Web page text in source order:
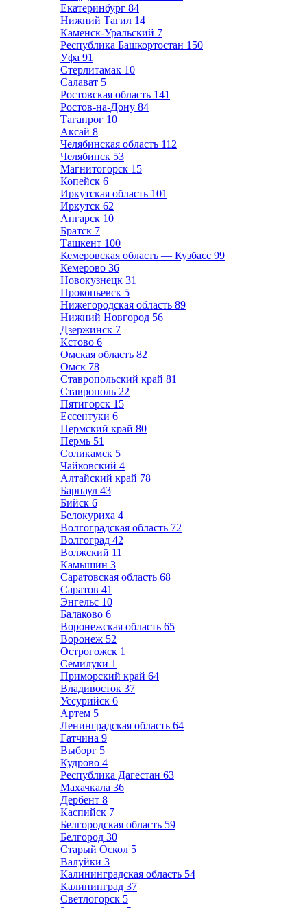
Екатеринбург 84
Нижний Тагил 14
Каменск-Уральский 7
Республика Башкортостан 150
Уфа 91
Стерлитамак 10
Салават 5
Ростовская область 141
Ростов-на-Дону 84
Таганрог 10
Аксай 8
Челябинская область 112
Челябинск 53
Магнитогорск 15
Копейск 6
Иркутская область 101
Иркутск 62
Ангарск 10
Братск 7
Ташкент 100
Кемеровская область — Кузбасс 99
Кемерово 36
Новокузнецк 31
Прокопьевск 5
Нижегородская область 89
Нижний Новгород 56
Дзержинск 7
Кстово 6
Омская область 82
Омск 78
Ставропольский край 81
Ставрополь 22
Пятигорск 15
Ессентуки 6
Пермский край 80
Пермь 51
Соликамск 5
Чайковский 4
Алтайский край 78
Барнаул 43
Бийск 6
Белокуриха 4
Волгоградская область 72
Волгоград 42
Волжский 11
Камышин 3
Саратовская область 68
Саратов 41
Энгельс 10
Балаково 6
Воронежская область 65
Воронеж 52
Острогожск 1
Семилуки 1
Приморский край 64
Владивосток 37
Уссурийск 6
Артем 5
Ленинградская область 64
Гатчина 9
Выборг 5
Кудрово 4
Республика Дагестан 63
Махачкала 36
Дербент 8
Каспийск 7
Белгородская область 59
Белгород 30
Старый Оскол 5
Валуйки 3
Калининградская область 54
Калининград 37
Светлогорск 5